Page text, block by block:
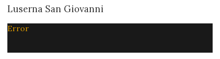
Luserna San Giovanni
Error